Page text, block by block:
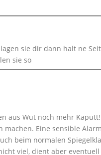
sie dir dann halt ne
sie so
aus Wut noch mehr
machen. Eine sensible
beim normalen
viel, dient aber eventuell